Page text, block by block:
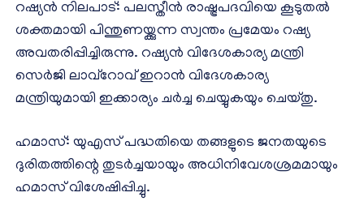
റഷ്യൻ നിലപാട്: പലസ്തീൻ രാഷ്ട്രപദവിയെ കൂടുതൽ
ശക്തമായി പിന്തുണയ്ക്കുന്ന സ്വന്തം പ്രമേയം റഷ്യ
അവതരിപ്പിച്ചിരുന്നു. റഷ്യൻ വിദേശകാര്യ മന്ത്രി
സെർജി ലാവ്റോവ് ഇറാൻ വിദേശകാര്യ
മന്ത്രിയുമായി ഇക്കാര്യം ചർച്ച ചെയ്യുകയും ചെയ്തു.
ഹമാസ്: യുഎസ് പദ്ധതിയെ തങ്ങളുടെ ജനതയുടെ
ദുരിതത്തിന്റെ തുടർച്ചയായും അധിനിവേശശ്രമമായും
ഹമാസ് വിശേഷിപ്പിച്ചു.